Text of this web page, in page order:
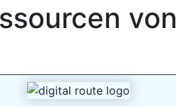
von